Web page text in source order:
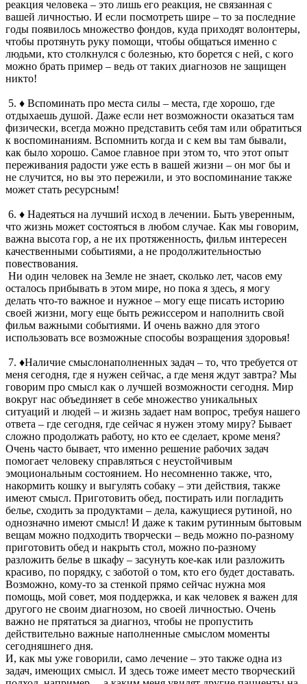
реакция человека – это лишь его реакция, не связанная с
вашей личностью. И если посмотреть шире – то за последние
годы появилось множество фондов, куда приходят волонтеры,
чтобы протянуть руку помощи, чтобы общаться именно с
людьми, кто столкнулся с болезнью, кто борется с ней, с кого
можно брать пример – ведь от таких диагнозов не защищен
никто!
5. ♦ Вспоминать про места силы – места, где хорошо, где
отдыхаешь душой. Даже если нет возможности оказаться там
физически, всегда можно представить себя там или обратиться
к воспоминаниям. Вспомнить когда и с кем вы там бывали,
как было хорошо. Самое главное при этом то, что этот опыт
переживания радости уже есть в вашей жизни – он мог бы и
не случится, но вы это пережили, и это воспоминание также
может стать ресурсным!
6. ♦ Надеяться на лучший исход в лечении. Быть уверенным,
что жизнь может состояться в любом случае. Как мы говорим,
важна высота гор, а не их протяженность, фильм интересен
качественными событиями, а не продолжительностью
повествования.
Ни один человек на Земле не знает, сколько лет, часов ему
осталось прибывать в этом мире, но пока я здесь, я могу
делать что-то важное и нужное – могу еще писать историю
своей жизни, могу еще быть режиссером и наполнить свой
фильм важными событиями. И очень важно для этого
использовать все возможные способы возращения здоровья!
7. ♦Наличие смыслонаполненных задач – то, что требуется от
меня сегодня, где я нужен сейчас, а где меня ждут завтра? Мы
говорим про смысл как о лучшей возможности сегодня. Мир
вокруг нас объединяет в себе множество уникальных
ситуаций и людей – и жизнь задает нам вопрос, требуя нашего
ответа – где сегодня, где сейчас я нужен этому миру? Бывает
сложно продолжать работу, но кто ее сделает, кроме меня?
Очень часто бывает, что именно решение рабочих задач
помогает человеку справляться с неустойчивым
эмоциональным состоянием. Но несомненно также, что,
накормить кошку и выгулять собаку – эти действия, также
имеют смысл. Приготовить обед, постирать или погладить
белье, сходить за продуктами – дела, кажущиеся рутиной, но
однозначно имеют смысл! И даже к таким рутинным бытовым
вещам можно подходить творчески – ведь можно по-разному
приготовить обед и накрыть стол, можно по-разному
разложить белье в шкафу – засунуть кое-как или разложить
красиво, по порядку, с заботой о том, кто его будет доставать.
Возможно, кому-то за стенкой прямо сейчас нужна моя
помощь, мой совет, моя поддержка, и как человек я важен для
другого не своим диагнозом, но своей личностью. Очень
важно не прятаться за диагноз, чтобы не пропустить
действительно важные наполненные смыслом моменты
сегодняшнего дня.
И, как мы уже говорили, само лечение – это также одна из
задач, имеющих смысл. И здесь тоже имеет место творческий